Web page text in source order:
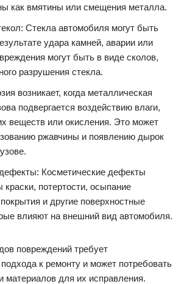
как вмятины или смещения металла.
Стекла автомобиля могут быть
удара камней, аварии или
могут быть в виде сколов,
разрушения стекла.
возникает, когда металлическая
подвергается воздействию влаги,
веществ или окисления. Это может
ржавчины и появлению дырок
Косметические дефекты
потертости, осыпание
и другие поверхностные
влияют на внешний вид автомобиля.
повреждений требует
к ремонту и может потребовать
материалов для их исправления.